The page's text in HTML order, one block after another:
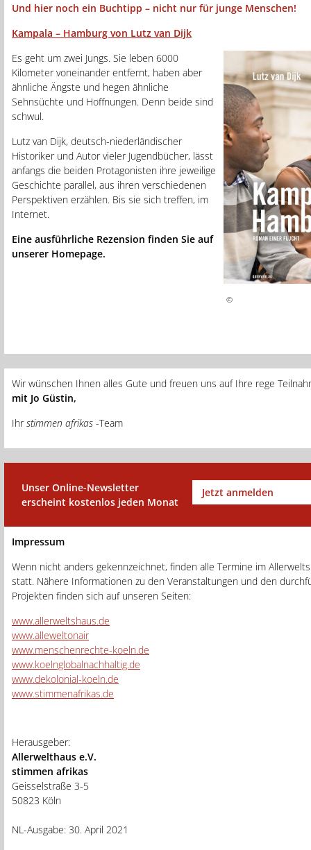
Und hier noch ein Buchtipp – nicht nur für junge Menschen!
Kampala – Hamburg von Lutz van Dijk
©
Es geht um zwei Jungs. Sie leben 6000
Kilometer voneinander entfernt, haben aber
ähnliche Ängste und hegen ähnliche
Sehnsüchte und Hoffnungen. Denn beide sind
schwul.
Lutz van Dijk, deutsch-niederländischer
Historiker und Autor vieler Jugendbücher, lässt
anfangs die beiden Protagonisten ihre jeweilige
Geschichte parallel, aus ihren verschiedenen
Perspektiven erzählen. Bis sie sich treffen, im
Internet.
Eine ausführliche Rezension finden Sie auf
unserer Homepage.
Wir wünschen Ihnen alles Gute und freuen uns auf Ihre rege
mit Jo Güstin,
Ihrstimmen afrikas -Team
Unser Online-Newsletter
erscheint kostenlos jeden Monat
Jetzt anmelden
Impressum
Wenn nicht anders gekennzeichnet, finden alle Termine im
statt. Nähere Informationen zu den Veranstaltungen und den
Projekten finden sich auf unseren Seiten:
www.allerweltshaus.de
www.alleweltonair
www.menschenrechte-koeln.de
www.koelnglobalnachhaltig.de
www.dekolonial-koeln.de
www.stimmenafrikas.de
Herausgeber:
Allerwelthaus e.V.
stimmen afrikas
Geisselstraße 3-5
50823 Köln
NL-Ausgabe: 30. April 2021